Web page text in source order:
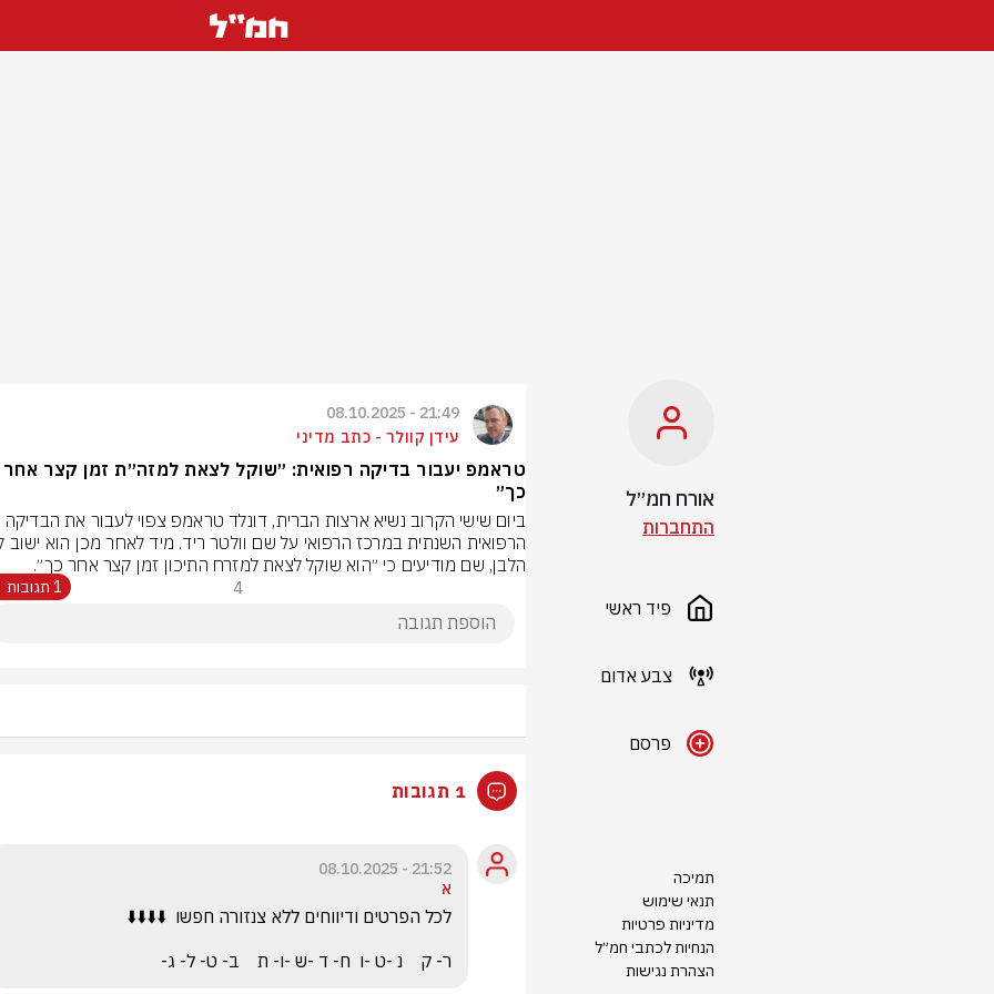
אורח חמ״ל
התחברות
פיד ראשי
צבע אדום
פרסם
תמיכה
תנאי שימוש
מדיניות פרטיות
הנחיות לכתבי חמ״ל
הצהרת נגישות
21:49 - 08.10.2025
עידן קוולר - כתב מדיני
טראמפ יעבור בדיקה רפואית: ״שוקל לצאת למזה״ת זמן קצר אחר
כך״
הלבן, שם מודיעים כי ״הוא שוקל לצאת למזרח התיכון זמן קצר אחר כך״.
4 1 תגובות
1 תגובות
21:52 - 08.10.2025
א
ר- ק    נ -ט -ו  ח- ד -ש -ו- ת    ב- ט- ל- ג-